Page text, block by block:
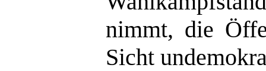
nimmt, die
Sicht